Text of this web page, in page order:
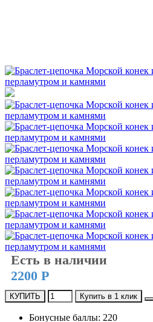
Есть в наличии
2200 Р
КУПИТЬ Купить в 1 клик
Бонусные баллы: 220